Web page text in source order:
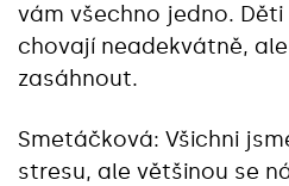
vám všechno jedno.
chovají neadekvátně,
zasáhnout.
Smetáčková: Všichni
stresu, ale většinou se